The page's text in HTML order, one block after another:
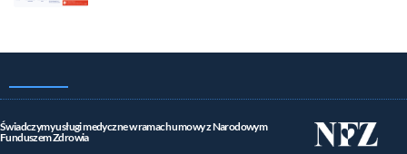
Świadczymy usługi medyczne w ramach umowy z Narodowym
Funduszem Zdrowia